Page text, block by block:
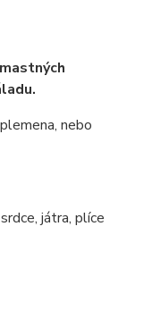
nebo
játra, plíce